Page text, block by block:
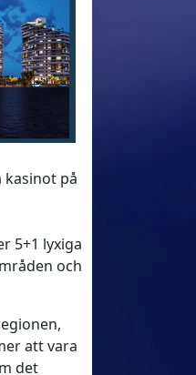
på
5+1 lyxiga
och
att vara
det